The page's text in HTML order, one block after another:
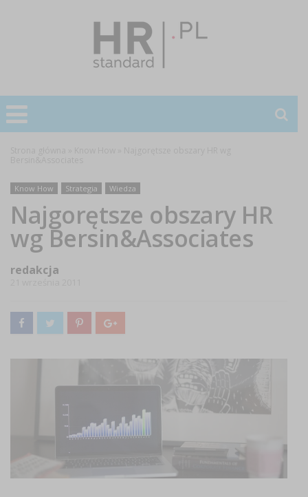
Know How Strategia Wiedza
Najgorętsze obszary HR
wg Bersin&Associates
redakcja